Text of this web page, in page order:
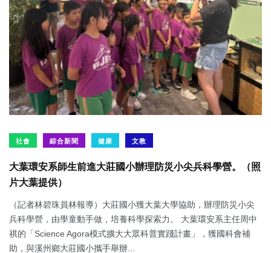
社會 綜合新聞 健康 文教
大葉環安系師生前進大莊國小辦理防災小尖兵科學營。（照
片大葉提供）
（記者林碧珠員林報導）大莊國小獲大葉大學協助，辦理防災小尖
兵科學營，由學童動手做，培養科學探索力。 大葉環安系主任周中
祺的「Science Agora模式擴大大眾科普實踐計畫」，獲國科會補
助，與溪州鄉大莊國小攜手舉辦...